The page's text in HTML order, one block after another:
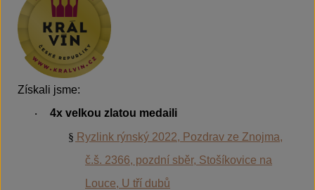
Získali jsme:
·
4x velkou zlatou medaili
§ Ryzlink rýnský 2022, Pozdrav ze Znojma,
č.š. 2366, pozdní sběr, Stošíkovice na
Louce, U tří dubů